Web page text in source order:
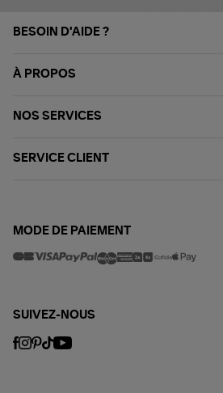
BESOIN D'AIDE ?
À PROPOS
NOS SERVICES
SERVICE CLIENT
MODE DE PAIEMENT
SUIVEZ-NOUS